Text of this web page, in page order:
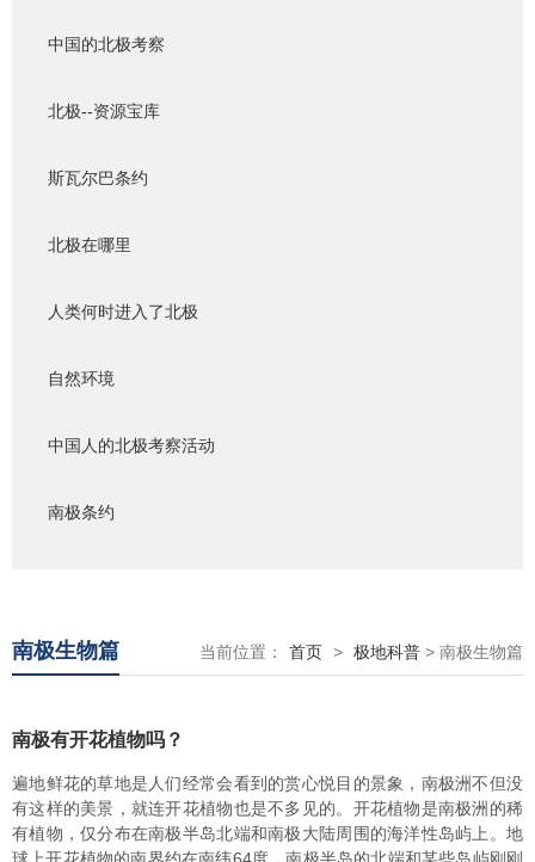
中国的北极考察
北极--资源宝库
斯瓦尔巴条约
北极在哪里
人类何时进入了北极
自然环境
中国人的北极考察活动
南极条约
南极生物篇 当前位置： 首页 > 极地科普 > 南极生物篇
南极有开花植物吗？
遍地鲜花的草地是人们经常会看到的赏心悦目的景象，南极洲不但没
有这样的美景，就连开花植物也是不多见的。开花植物是南极洲的稀
有植物，仅分布在南极半岛北端和南极大陆周围的海洋性岛屿上。地